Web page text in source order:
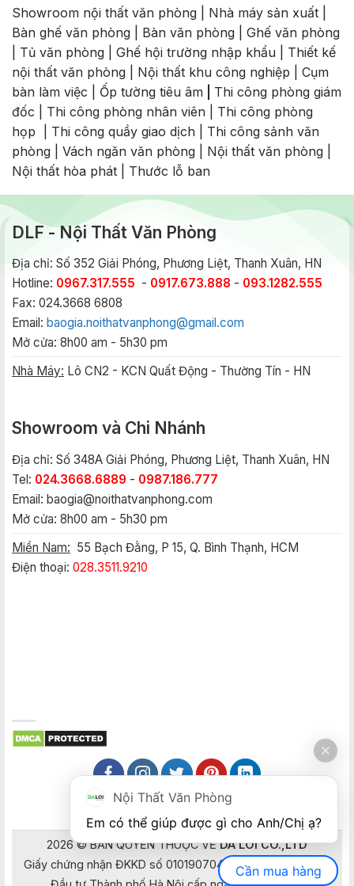
Showroom nội thất văn phòng Nhà máy sản xuất
Bàn ghế văn phòng
Bàn văn phòng
Ghế văn phòng
Tủ văn phòng Ghế hội trường nhập khẩu
Thiết kế
nội thất văn phòng
Nội thất khu công nghiệp
Cụm
bàn làm việc
Ốp tường tiêu âm
Thi công phòng giám
đốc
Thi công phòng nhân viên
Thi công phòng
họp
Thi công quầy giao dịch
Thi công sảnh văn
phòng
Vách ngăn văn phòng Nội thất văn phòng
Nội thất hòa phát
Thước lỗ ban
DLF - Nội Thất Văn Phòng
Địa chỉ: Số 352 Giải Phóng, Phương Liệt, Thanh Xuân, HN
Hotline: 0967.317.555 - 0917.673.888 - 093.1282.555
Fax: 024.3668 6808
Email: baogia.noithatvanphong@gmail.com
Mở cửa: 8h00 am - 5h30 pm
Nhà Máy: Lô CN2 - KCN Quất Động - Thường Tín - HN
Showroom và Chi Nhánh
Địa chỉ: Số 348A Giải Phóng, Phương Liệt, Thanh Xuân, HN
Tel: 024.3668.6889 - 0987.186.777
Email: baogia@noithatvanphong.com
Mở cửa: 8h00 am - 5h30 pm
Miền Nam: 55 Bạch Đằng, P 15, Q. Bình Thạnh, HCM
Điện thoại: 028.3511.9210
2026 © BẢN QUYỀN THUỘC VỀDA LOI CO.,LTD
Giấy chứng nhận ĐKKD số 0101907041 do Sở Kế hoạch và
Nội Thất Văn Phòng
Cần mua hàng